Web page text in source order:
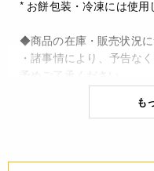
* お餅包装・冷凍には使用
◆商品の在庫・販売状況
・諸事情により、予告な
予めご了承ください。
・当サイトに掲載されて
ても必ずしも在庫を保証
詳細
も